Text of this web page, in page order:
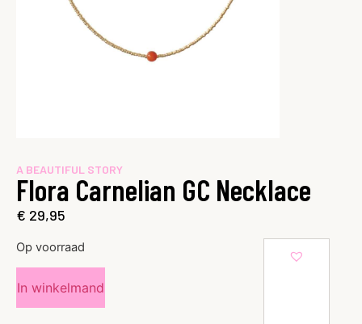
A BEAUTIFUL STORY
Flora Carnelian GC Necklace
€ 29,95
Op voorraad
In winkelmand